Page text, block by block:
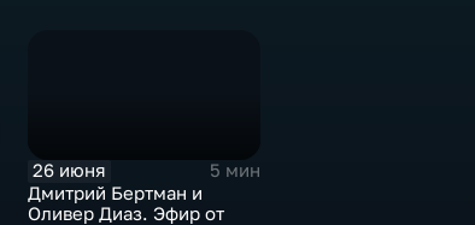
26 июня
5 мин
Дмитрий Бертман и
Оливер Диаз. Эфир от